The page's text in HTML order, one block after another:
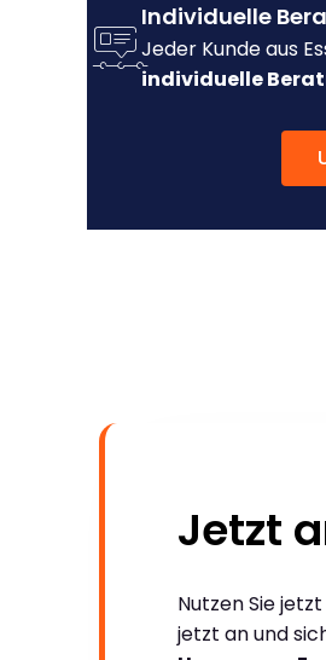
Individuelle
Jeder Kunde aus
individuelle
Jetzt
Nutzen Sie
jetzt an und